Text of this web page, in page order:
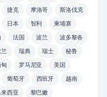
捷克 摩洛哥
斯洛伐克
日本 智利
柬埔寨
法国 波兰
波多黎各
瑞典 瑞士
秘鲁
罗马尼亚
美国
葡萄牙 西班牙
越南
西亚 黎巴嫩